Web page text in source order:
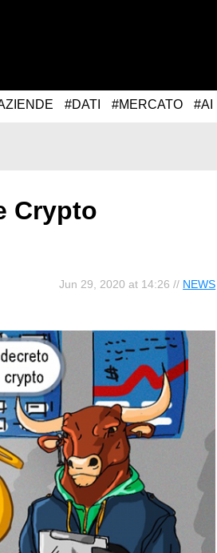
#DATI #MERCATO #AI
Crypto
Jun 29, 2020 at 14:26 // NEWS